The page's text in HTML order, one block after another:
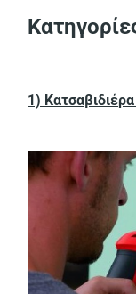
1)